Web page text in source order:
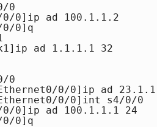
0
0/0]ip ad 100.1.1.2
0/0]q
ad 1.1.1.1 32
0
0/0]ip ad
0/0]int s4/0/0
0/0]ip ad 100.1.1.1 24
0/0]q